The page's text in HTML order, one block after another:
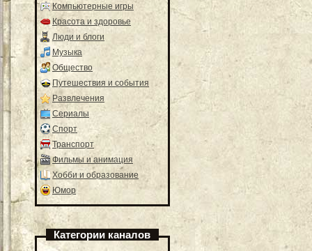
Компьютерные игры
Красота и здоровье
Люди и блоги
Музыка
Общество
Путешествия и события
Развлечения
Сериалы
Спорт
Транспорт
Фильмы и анимация
Хобби и образование
Юмор
Категории каналов